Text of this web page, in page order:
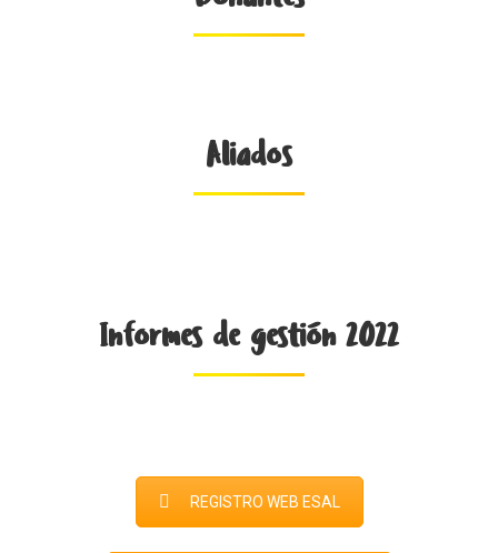
Aliados
Informes de gestión 2022
REGISTRO WEB ESAL